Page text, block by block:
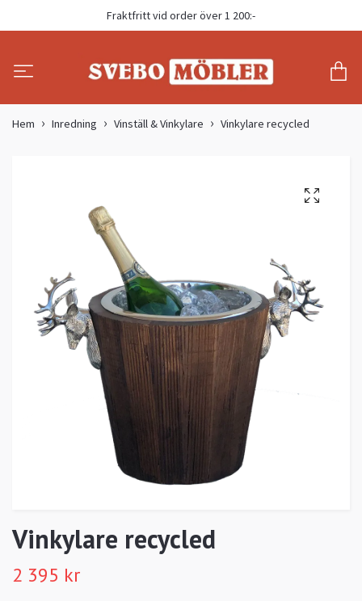
Fraktfritt vid order över 1 200:-
Hem Inredning Vinställ & Vinkylare Vinkylare recycled
Vinkylare recycled
2 395 kr